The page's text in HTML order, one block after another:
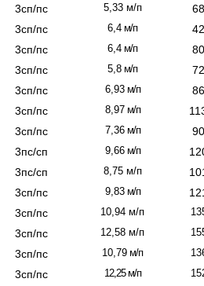
3сп/пс 5,33м/п
3сп/пс 6,4 м/п
3сп/пс 6,4 м/п
3сп/пс 5,8 м/п
3сп/пс 6,93м/п
3сп/пс 8,97м/п
3сп/пс 7,36м/п
3пс/сп 9,66м/п
3пс/сп 8,75 м/п
3сп/пс 9,83м/п
3сп/пс 10,94 м/п
3сп/пс 12,58 м/п
3сп/пс 10,79 м/п
3сп/пс 12,25 м/п